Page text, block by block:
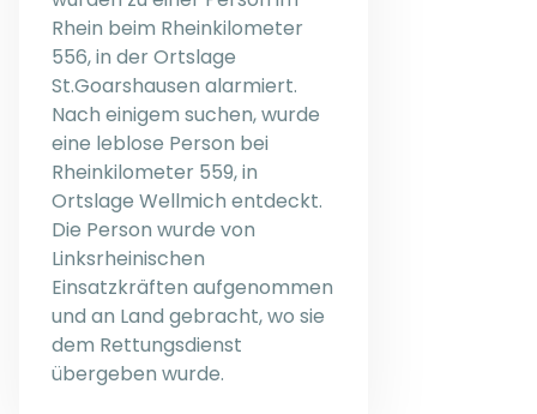
Rhein beim Rheinkilometer
556, in der Ortslage
St.Goarshausen alarmiert.
Nach einigem suchen, wurde
eine leblose Person bei
Rheinkilometer 559, in
Ortslage Wellmich entdeckt.
Die Person wurde von
Linksrheinischen
Einsatzkräften aufgenommen
und an Land gebracht, wo sie
dem Rettungsdienst
übergeben wurde.